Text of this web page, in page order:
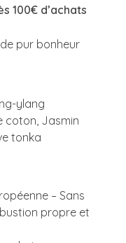
100€ d’achats
pur bonheur
ylang
coton, Jasmin
tonka
– Sans
propre et